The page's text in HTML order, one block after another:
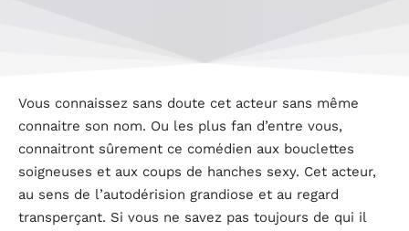
Vous connaissez sans doute cet acteur sans même
connaitre son nom. Ou les plus fan d’entre vous,
connaitront sûrement ce comédien aux bouclettes
soigneuses et aux coups de hanches sexy. Cet acteur,
au sens de l’autodérision grandiose et au regard
transperçant. Si vous ne savez pas toujours de qui il